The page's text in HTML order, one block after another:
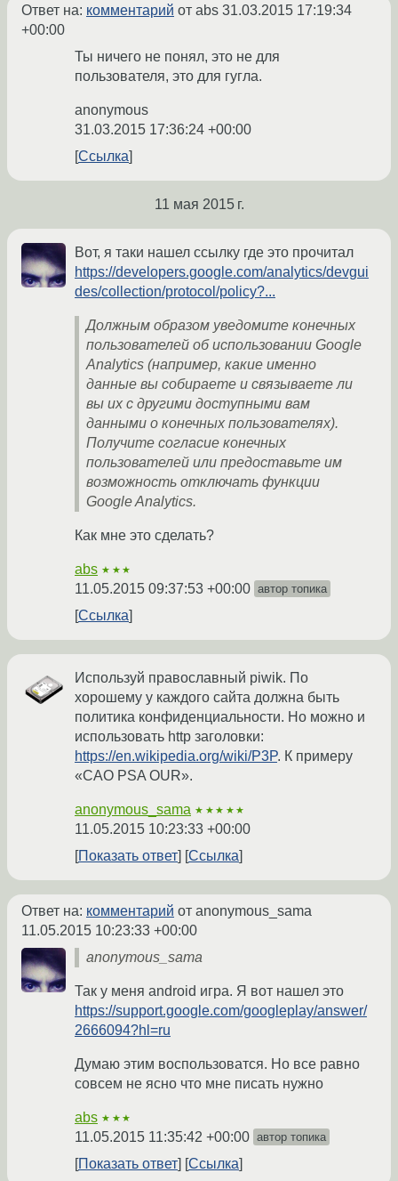
Ответ на: комментарий от abs 31.03.2015 17:19:34
+00:00
Ты ничего не понял, это не для
пользователя, это для гугла.
anonymous
31.03.2015 17:36:24 +00:00
Ссылка
11 мая 2015 г.
Вот, я таки нашел ссылку где это прочитал
https://developers.google.com/analytics/devgui
des/collection/protocol/policy?...
Должным образом уведомите конечных
пользователей об использовании Google
Analytics (например, какие именно
данные вы собираете и связываете ли
вы их с другими доступными вам
данными о конечных пользователях).
Получите согласие конечных
пользователей или предоставьте им
возможность отключать функции
Google Analytics.
Как мне это сделать?
abs ★★★
11.05.2015 09:37:53 +00:00 автор топика
Ссылка
Используй православный piwik. По
хорошему у каждого сайта должна быть
политика конфиденциальности. Но можно и
использовать http заголовки:
https://en.wikipedia.org/wiki/P3P. К примеру
«CAO PSA OUR».
anonymous_sama ★★★★★
11.05.2015 10:23:33 +00:00
Показать ответ
Ссылка
Ответ на: комментарий от anonymous_sama
11.05.2015 10:23:33 +00:00
anonymous_sama
Так у меня android игра. Я вот нашел это
https://support.google.com/googleplay/answer/
2666094?hl=ru
Думаю этим воспользоватся. Но все равно
совсем не ясно что мне писать нужно
abs ★★★
11.05.2015 11:35:42 +00:00 автор топика
Показать ответ Ссылка